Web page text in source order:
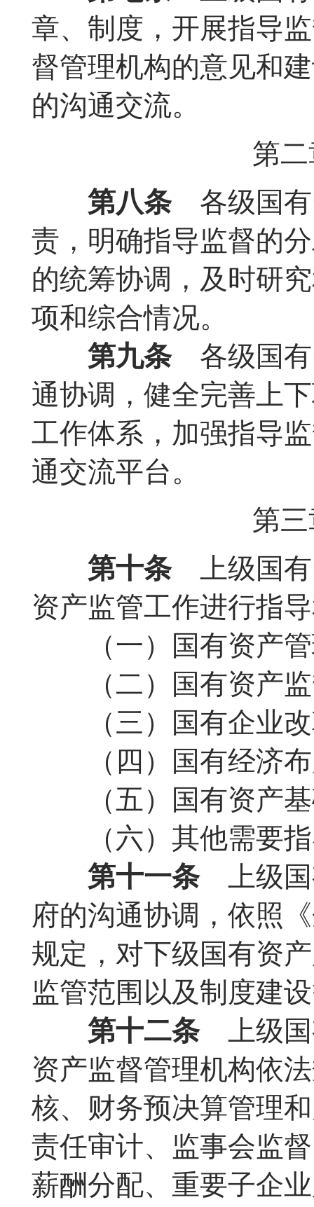
章、制度，开展指导
督管理机构的意见和
的沟通交流。
第
第八条各级国有
责，明确指导监督的
的统筹协调，及时研
项和综合情况。
第九条各级国有
通协调，健全完善上
工作体系，加强指导
通交流平台。
第
第十条上级国有
资产监管工作进行指
（一）国有资产管
（二）国有资产监
（三）国有企业改
（四）国有经济布
（五）国有资产基
（六）其他需要指
第十一条上级国
府的沟通协调，依照
规定，对下级国有资
监管范围以及制度建
第十二条上级国
资产监督管理机构依
核、财务预决算管理
责任审计、监事会监
薪酬分配、重要子企